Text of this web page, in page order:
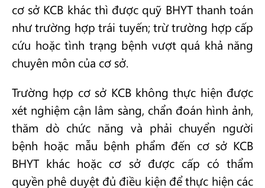
cơ sở KCB khác thì được quỹ BHYT thanh toán
như trường hợp trái tuyến; trừ trường hợp cấp
cứu hoặc tình trạng bệnh vượt quá khả năng
chuyên môn của cơ sở.
Trường hợp cơ sở KCB không thực hiện được
xét nghiệm cận lâm sàng, chẩn đoán hình ảnh,
thăm dò chức năng và phải chuyển người
bệnh hoặc mẫu bệnh phẩm đến cơ sở KCB
BHYT khác hoặc cơ sở được cấp có thẩm
quyền phê duyệt đủ điều kiện để thực hiện các